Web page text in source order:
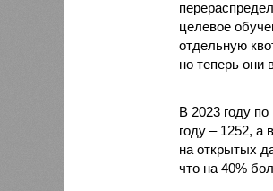
целевое
отдельную
но теперь они
В 2023 году
году – 1252, а
на открытых
что на 40%